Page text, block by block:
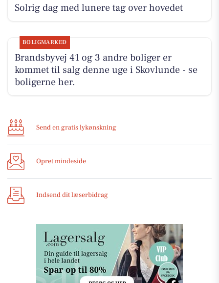
Solrig dag med lunere tag over hovedet
BOLIGMARKED
Brandsbyvej 41 og 3 andre boliger er
kommet til salg denne uge i Skovlunde - se
boligerne her.
Send en gratis lykønskning
Opret mindeside
Indsend dit læserbidrag